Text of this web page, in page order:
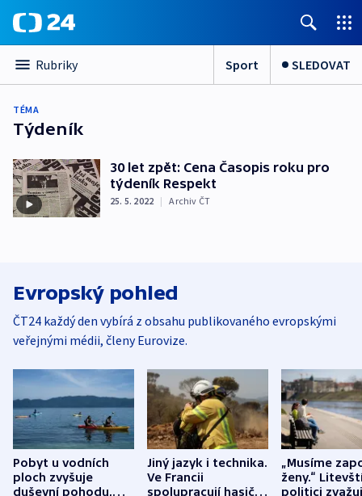
Rubriky Sport SLEDOVAT
TÉMA
Týdeník
30 let zpět: Cena Časopis roku pro
týdeník Respekt
25. 5. 2022 | Archiv ČT
Evropský pohled
ČT24 každý den vybírá z obsahu publikovaného evropskými
veřejnými médii, členy Eurovize.
Pobyt u vodních
ploch zvyšuje
duševní pohodu,
Jiný jazyk i technika.
Ve Francii
spolupracují hasiči z
„Musíme
ženy.“
politici